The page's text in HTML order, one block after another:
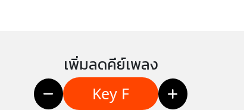
เพิ่มลดคีย์เพลง
Key F